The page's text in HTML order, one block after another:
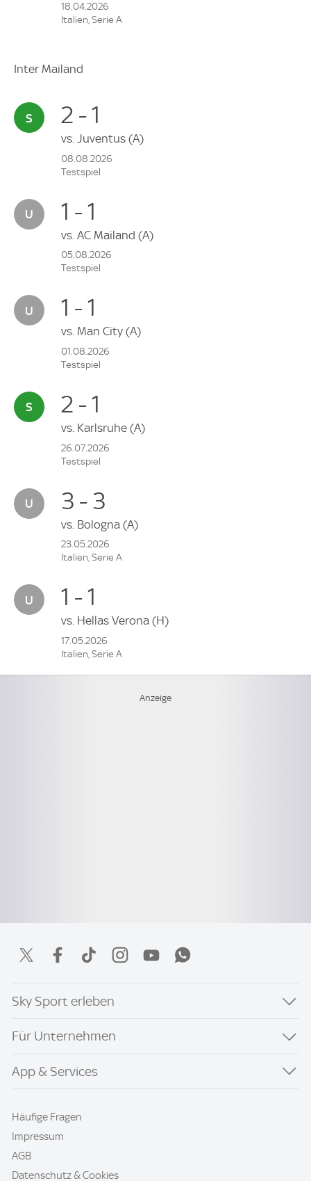
18.04.2026
Italien, Serie A
Inter Mailand
2 - 1
vs. Juventus (A)
08.08.2026
Testspiel
1 - 1
vs. AC Mailand (A)
05.08.2026
Testspiel
1 - 1
vs. Man City (A)
01.08.2026
Testspiel
2 - 1
vs. Karlsruhe (A)
26.07.2026
Testspiel
3 - 3
vs. Bologna (A)
23.05.2026
Italien, Serie A
1 - 1
vs. Hellas Verona (H)
17.05.2026
Italien, Serie A
Sky Sport erleben
Für Unternehmen
App & Services
Häufige Fragen
Impressum
AGB
Datenschutz & Cookies